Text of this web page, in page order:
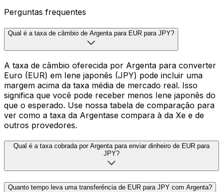
Perguntas frequentes
Qual é a taxa de câmbio de Argenta para EUR para JPY?
A taxa de câmbio oferecida por Argenta para converter
Euro (EUR) em Iene japonês (JPY) pode incluir uma
margem acima da taxa média de mercado real. Isso
significa que você pode receber menos Iene japonês do
que o esperado. Use nossa tabela de comparação para
ver como a taxa da Argentase compara à da Xe e de
outros provedores.
Qual é a taxa cobrada por Argenta para enviar dinheiro de EUR para
JPY?
Quanto tempo leva uma transferência de EUR para JPY com Argenta?